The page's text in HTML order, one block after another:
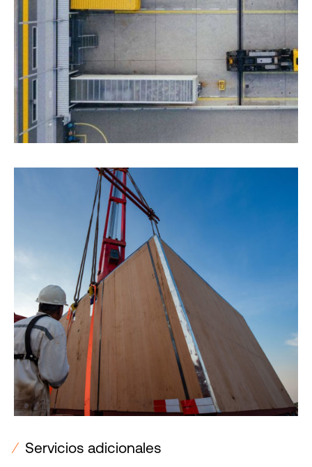
⁄Servicios adicionales